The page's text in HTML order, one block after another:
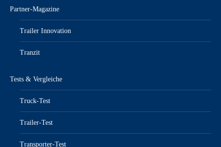
Partner-Magazine
Trailer Innovation
Tranzit
Tests & Vergleiche
Truck-Test
Trailer-Test
Transporter-Test